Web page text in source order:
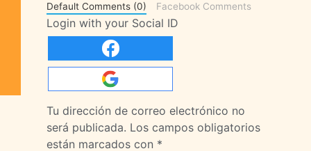
Default Comments (0) Facebook Comments
Login with your Social ID
Tu dirección de correo electrónico no
será publicada. Los campos obligatorios
están marcados con *